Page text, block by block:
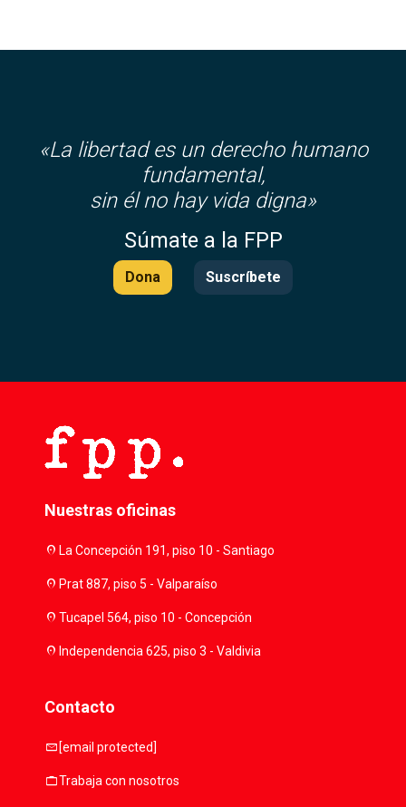
«La libertad es un derecho humano
fundamental,
sin él no hay vida digna»
Súmate a la FPP
Dona Suscríbete
Nuestras oficinas
location_onLa Concepción 191, piso 10 - Santiago
location_onPrat 887, piso 5 - Valparaíso
location_onTucapel 564, piso 10 - Concepción
location_onIndependencia 625, piso 3 - Valdivia
Contacto
mail [email protected]
workTrabaja con nosotros